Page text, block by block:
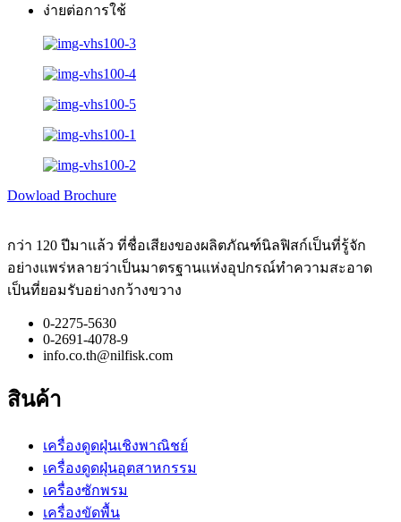
ง่ายต่อการใช้
Dowload Brochure
กว่า 120 ปีมาแล้ว ที่ชื่อเสียงของผลิตภัณฑ์นิลฟิสก์เป็นที่รู้จัก
อย่างแพร่หลายว่าเป็นมาตรฐานแห่งอุปกรณ์ทำความสะอาด
เป็นที่ยอมรับอย่างกว้างขวาง
0-2275-5630
0-2691-4078-9
info.co.th@nilfisk.com
สินค้า
เครื่องดูดฝุ่นเชิงพาณิชย์
เครื่องดูดฝุ่นอุตสาหกรรม
เครื่องซักพรม
เครื่องขัดพื้น